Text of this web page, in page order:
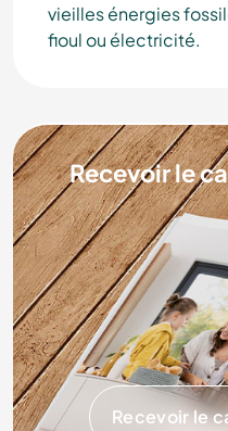
vieilles énergies
fioul ou électricité.
Recevoir le
Recevoir le